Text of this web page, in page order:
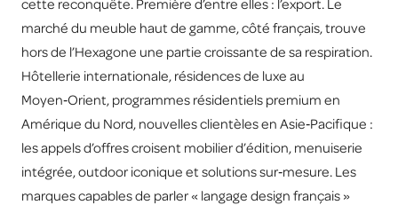
cette reconquête. Première d’entre elles : l’export. Le
marché du meuble haut de gamme, côté français, trouve
hors de l’Hexagone une partie croissante de sa respiration.
Hôtellerie internationale, résidences de luxe au
Moyen‑Orient, programmes résidentiels premium en
Amérique du Nord, nouvelles clientèles en Asie‑Pacifique :
les appels d’offres croisent mobilier d’édition, menuiserie
intégrée, outdoor iconique et solutions sur‑mesure. Les
marques capables de parler « langage design français »